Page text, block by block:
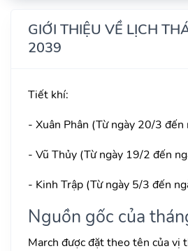
GIỚI THIỆU VỀ LỊCH
2039
Tiết khí:
- Xuân Phân (Từ ngày 20/3 đến
- Vũ Thủy (Từ ngày 19/2 đến
- Kinh Trập (Từ ngày 5/3 đến
Nguồn gốc của
March được đặt theo tên của vị